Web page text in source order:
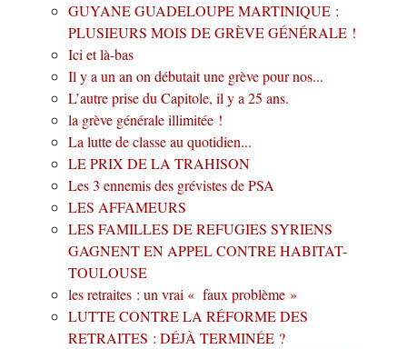
GUYANE GUADELOUPE MARTINIQUE :
PLUSIEURS MOIS DE GRÈVE GÉNÉRALE !
Ici et là-bas
Il y a un an on débutait une grève pour nos...
L’autre prise du Capitole, il y a 25 ans.
la grève générale illimitée !
La lutte de classe au quotidien...
LE PRIX DE LA TRAHISON
Les 3 ennemis des grévistes de PSA
LES AFFAMEURS
LES FAMILLES DE REFUGIES SYRIENS
GAGNENT EN APPEL CONTRE HABITAT-
TOULOUSE
les retraites : un vrai « faux problème »
LUTTE CONTRE LA RÉFORME DES
RETRAITES : DÉJÀ TERMINÉE ?